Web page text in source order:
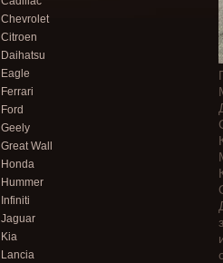
Chevrolet
Citroen
Daihatsu
Eagle
Ferrari
Ford
Geely
Great Wall
Honda
Hummer
Infiniti
Jaguar
Kia
Lancia